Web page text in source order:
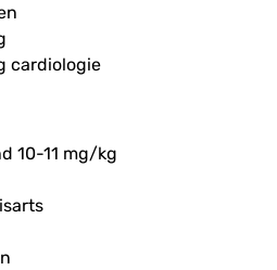
cardiologie
10-11 mg/kg